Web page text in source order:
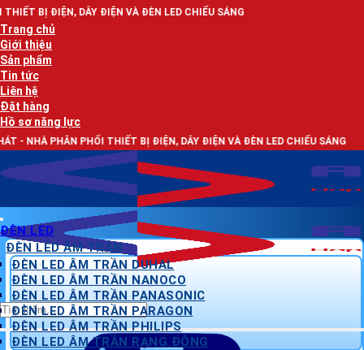
Bỏ
qua
nội
dung
ĐIỆN VÀ ĐÈN LED CHIẾU SÁNG
Trang chủ
Giới thiệu
Sản phẩm
Tin tức
Liên hệ
Đặt hàng
Hồ sơ năng lực
THIẾT BỊ ĐIỆN, DÂY ĐIỆN VÀ ĐÈN LED CHIẾU SÁNG
Tìm
kiếm:
ĐÈN LED
ĐÈN LED ÂM TRẦN
ĐÈN LED ÂM TRẦN DUHAL
ĐÈN LED ÂM TRẦN NANOCO
ĐÈN LED ÂM TRẦN PANASONIC
ĐÈN LED ÂM TRẦN PARAGON
ĐÈN LED ÂM TRẦN PHILIPS
ĐÈN LED ÂM TRẦN RẠNG ĐÔNG